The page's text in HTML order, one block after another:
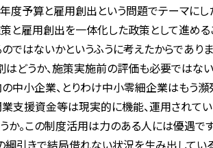
度予算と雇用創出という問題でテーマに
と雇用創出を一体化した政策として進め
ではないかというふうに考えたからであり
どうか、施策実施前の評価も必要ではな
中小企業、とりわけ中小零細企業はもう
支援資金等は現実的に機能、運用されて
か。この制度活用は力のある人には優遇で
引きで結局借れない状況を生み出してい